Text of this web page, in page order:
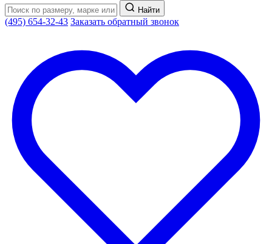
Найти
(495) 654-32-43 Заказать обратный звонок